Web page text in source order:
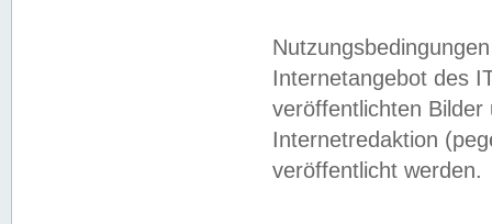
Internetangebot des
veröffentlichten
Internetredaktion
veröffentlicht werden.